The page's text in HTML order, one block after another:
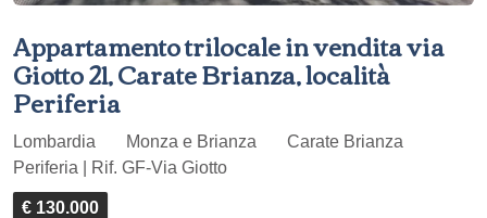
Appartamento trilocale in vendita via
Giotto 21, Carate Brianza, località
Periferia
Lombardia Monza e Brianza
Carate Brianza
Periferia | Rif. GF-Via Giotto
€ 130.000